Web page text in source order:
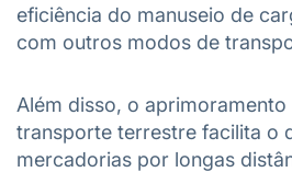
eficiência do manuseio de
com outros modos de
Além disso, o
transporte terrestre facilita o
mercadorias por longas